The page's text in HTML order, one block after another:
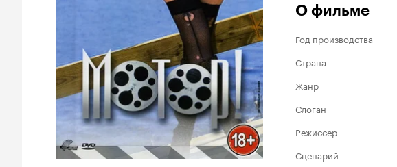
О фильме
Год производства
Страна
Жанр
Слоган
Режиссер
Сценарий